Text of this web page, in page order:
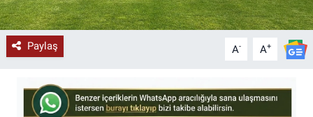
Paylaş A- A+